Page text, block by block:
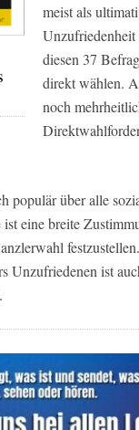
meist als
diesen 37
direkt wählen.
noch
populär über alle
eine breite
Unzufriedenen ist